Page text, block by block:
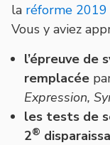
la réforme 2019
Vous y aviez
l’épreuve
remplacée
Expression,
les tests de
2®